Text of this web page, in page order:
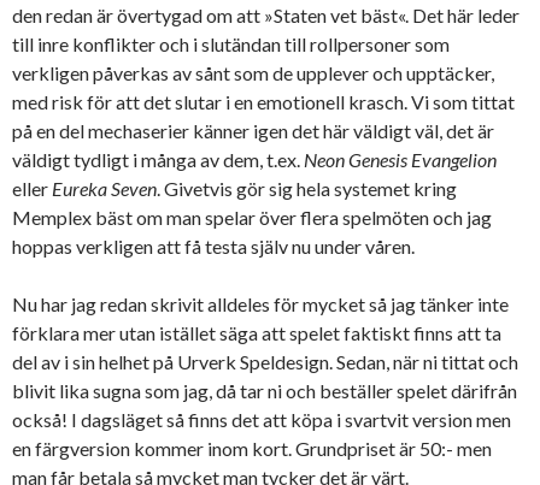
den redan är övertygad om att »Staten vet bäst«. Det här leder
till inre konflikter och i slutändan till rollpersoner som
verkligen påverkas av sånt som de upplever och upptäcker,
med risk för att det slutar i en emotionell krasch. Vi som tittat
på en del mechaserier känner igen det här väldigt väl, det är
väldigt tydligt i många av dem, t.ex. Neon Genesis Evangelion
eller Eureka Seven. Givetvis gör sig hela systemet kring
Memplex bäst om man spelar över flera spelmöten och jag
hoppas verkligen att få testa själv nu under våren.
Nu har jag redan skrivit alldeles för mycket så jag tänker inte
förklara mer utan istället säga att spelet faktiskt finns att ta
del av i sin helhet på Urverk Speldesign. Sedan, när ni tittat och
blivit lika sugna som jag, då tar ni och beställer spelet därifrån
också! I dagsläget så finns det att köpa i svartvit version men
en färgversion kommer inom kort. Grundpriset är 50:- men
man får betala så mycket man tycker det är värt.